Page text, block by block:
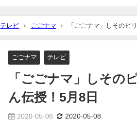
テレビ ごごナマ 「ごごナマ」しそのピ
ごごナマ テレビ
「ごごナマ」しその
ん伝授！5月8日
2020-05-08 2020-05-08